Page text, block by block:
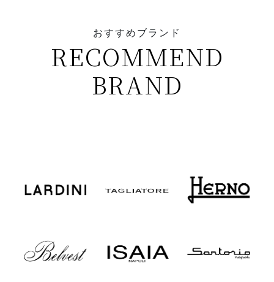
おすすめブランド
RECOMMEND
BRAND